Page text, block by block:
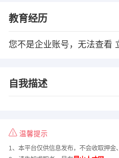
教育经历
您不是企业账号，无法查看
自我描述
温馨提示
1、本平台仅供信息发布，不会收取押金